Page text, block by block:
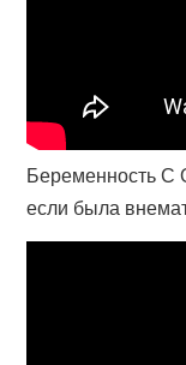
Беременность
если была